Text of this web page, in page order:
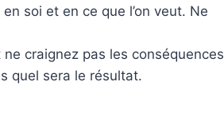
soi et en ce que l’on veut. Ne
ne craignez pas les conséquences
quel sera le résultat.